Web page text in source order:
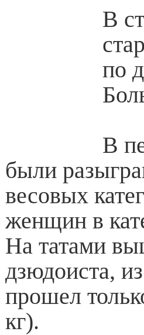
В
по
В
были
весовых
женщин в
На татами
дзюдоиста,
прошел
кг).